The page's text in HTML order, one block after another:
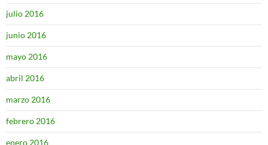
julio 2016
junio 2016
mayo 2016
abril 2016
marzo 2016
febrero 2016
enero 2016